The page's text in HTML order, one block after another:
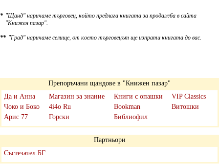
* "Щанд" наричаме търговец, който предлага книгата за продажба в сайта
"Книжен пазар".
** "Град" наричаме селище, от което търговецът ще изпрати книгата до вас.
Препоръчани щандове в "Книжен пазар"
Да и Анна
Чоко и Боко
Арис 77
Магазин за знание
4i4o Ru
Горски
Книги с опашки
Bookman
Библиофил
VIP Classics
Витошки
Партньори
Състезател.БГ